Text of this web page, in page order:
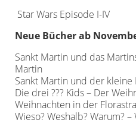
Star Wars Episode I-IV
Neue Bücher ab
Sankt Martin und das
Martin
Sankt Martin und der kleine
Die drei ??? Kids – Der
Weihnachten in der
Wieso? Weshalb? Warum?